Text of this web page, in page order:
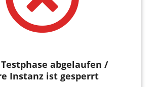
abgelaufen /
Instanz ist gesperrt